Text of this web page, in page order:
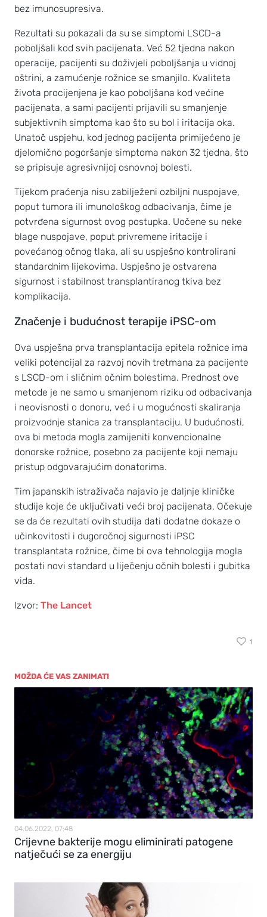
bez imunosupresiva.
Rezultati su pokazali da su se simptomi LSCD-a
poboljšali kod svih pacijenata. Već 52 tjedna nakon
operacije, pacijenti su doživjeli poboljšanja u vidnoj
oštrini, a zamućenje rožnice se smanjilo. Kvaliteta
života procijenjena je kao poboljšana kod većine
pacijenata, a sami pacijenti prijavili su smanjenje
subjektivnih simptoma kao što su bol i iritacija oka.
Unatoč uspjehu, kod jednog pacijenta primijećeno je
djelomično pogoršanje simptoma nakon 32 tjedna, što
se pripisuje agresivnijoj osnovnoj bolesti.
Tijekom praćenja nisu zabilježeni ozbiljni nuspojave,
poput tumora ili imunološkog odbacivanja, čime je
potvrđena sigurnost ovog postupka. Uočene su neke
blage nuspojave, poput privremene iritacije i
povećanog očnog tlaka, ali su uspješno kontrolirani
standardnim lijekovima. Uspješno je ostvarena
sigurnost i stabilnost transplantiranog tkiva bez
komplikacija.
Značenje i budućnost terapije iPSC-om
Ova uspješna prva transplantacija epitela rožnice ima
veliki potencijal za razvoj novih tretmana za pacijente
s LSCD-om i sličnim očnim bolestima. Prednost ove
metode je ne samo u smanjenom riziku od odbacivanja
i neovisnosti o donoru, već i u mogućnosti skaliranja
proizvodnje stanica za transplantaciju. U budućnosti,
ova bi metoda mogla zamijeniti konvencionalne
donorske rožnice, posebno za pacijente koji nemaju
pristup odgovarajućim donatorima.
Tim japanskih istraživača najavio je daljnje kliničke
studije koje će uključivati veći broj pacijenata. Očekuje
se da će rezultati ovih studija dati dodatne dokaze o
učinkovitosti i dugoročnoj sigurnosti iPSC
transplantata rožnice, čime bi ova tehnologija mogla
postati novi standard u liječenju očnih bolesti i gubitka
vida.
Izvor: The Lancet
1
MOŽDA ĆE VAS ZANIMATI
04.06.2022, 07:48
Crijevne bakterije mogu eliminirati patogene
natječući se za energiju